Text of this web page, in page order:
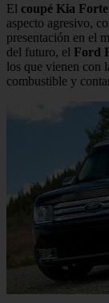
El coupé Kia
aspecto agresivo,
presentación en el
del futuro, el Ford
los que vienen con
combustible y